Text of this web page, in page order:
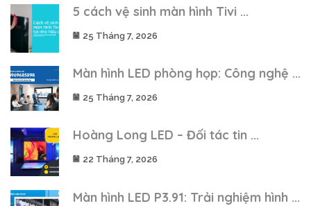
5 cách vệ sinh màn hình Tivi ...
25 Tháng 7, 2026
Màn hình LED phòng họp: Công nghệ ...
25 Tháng 7, 2026
Hoàng Long LED – Đối tác tin ...
22 Tháng 7, 2026
Màn hình LED P3.91: Trải nghiệm hình ...